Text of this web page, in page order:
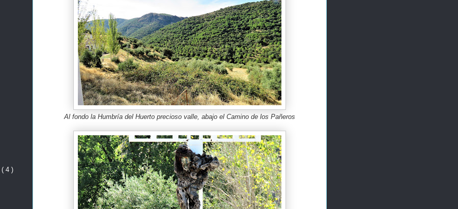
Al fondo la Humbría del Huerto precioso valle, abajo el Camino de los Pañeros
( 4 )